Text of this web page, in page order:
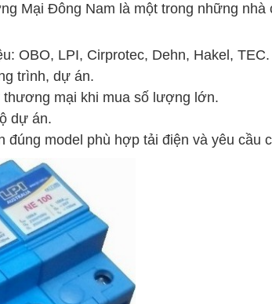
Mại Đông Nam là một trong những nhà
OBO, LPI, Cirprotec, Dehn, Hakel, TEC.
trình, dự án.
thương mại khi mua số lượng lớn.
dự án.
model phù hợp tải điện và yêu cầu